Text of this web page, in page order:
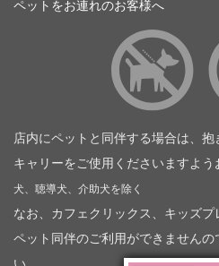
ペットをお連れのお客様へ
店内にペットと同伴する場合は、
キャリーをご使用くださいますよう
犬、聴導犬、介助犬を除く
なお、カフェクリックス、キッズ
ペット同伴のご利用ができません